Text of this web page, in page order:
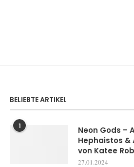
BELIEBTE ARTIKEL
1
Neon Gods –
Hephaistos &
von Katee
27.01.2024